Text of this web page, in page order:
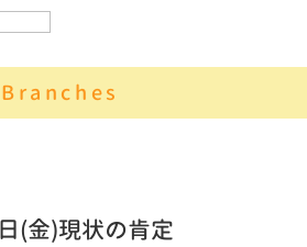
Branches
(金)現状の肯定